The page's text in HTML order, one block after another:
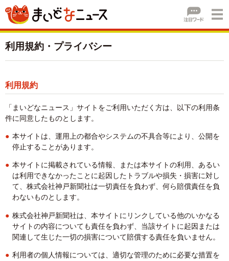
利用規約・プライバシー
利用規約
「まいどなニュース」サイトをご利用いただく方は、以下の利用条
件に同意したものとします。
本サイトは、運用上の都合やシステムの不具合等により、公開を
停止することがあります。
本サイトに掲載されている情報、または本サイトの利用、あるい
は利用できなかったことに起因したトラブルや損失・損害に対し
て、株式会社神戸新聞社は一切責任を負わず、何ら賠償責任を負
わないものとします。
株式会社神戸新聞社は、本サイトにリンクしている他のいかなる
サイトの内容についても責任を負わず、当該サイトに起因または
関連して生じた一切の損害について賠償する責任を負いません。
利用者の個人情報については、適切な管理のために必要な措置を